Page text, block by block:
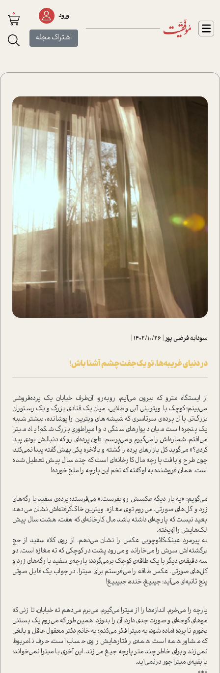
ورود
اشتراک مجله
0
سودابه فرضی پور|
1402/10/26
|
در دنیای غریبه‌ها، تو یک جفت چشم آشنا باش!
از ایستگاه مترو که بیرون می‌آیم، روبه‌رو، آن‌طرف خیابان یک پرده‌فروشی
می‌بینم؛ کوچک با ویترینی آبی و طلایی، میان یک قنادی بزرگ و یک رستوران
بزرگ‌تر. با آن پرده‌ی سرتاسری که شیشه‌های ویترین را پوشانده، بیشتر شبیه
یک پنجره ا‌ست میان دیوارهای سنگی دو امپراطوریِ بزرگ شکم! یاد میترا
می‌افتم. شماره‌اش را می‌گیرم و می‌پرسم: «اون پرده‌ای رو که دنبالش بودی پیدا
کردی؟» می‌گوید کل بازار‌های پرده را گشته و بالاخره یکی بهش گفته پیدا نمی‌کند،
چون طرح و بافت پارچه مال کارخانه‌ای ا‌ست که چند سال پیش تعطیل شده
ا‌ست. همان فروشنده به او گفته که تخم این پارچه را ملخ خورده!
می‌گویم: «یه بار دیگه عکسش رو بفرست.» می‌فرستد؛ پرده‌ی سفید با رگه‌های
زرد و گل‌های صورتی. می‌روم توی مغازه. ویترین خاک‌گرفته‌اش نشان می‌دهد
بعید نیست که پارچه‌ای داشته باشد مال کارخانه‌ای که هفت، هشت سال پیش
الک‌هایش را آویخته.
به پیرمردِ عینک‌کائوچویی عکس را نشان می‌دهم. از روی کلاه سفید از حج
برگشته‌اش، سرش را می‌خاراند و می‌رود پشت در کوچکی که ته مغازه ا‌ست. دو
سه دقیقه‌ی دیگر با یک طاقه‌ی کوچک برمی‌گردد؛ پارچه‌ی سفید با رگه‌های زرد و
گل‌های صورتی. عکس طاقه را می‌فرستم برای میترا. در جواب یک فایل صوتی
پنج ثانیه‌ای می‌آید: جیییغ، خنده، جییییغ!
پارچه را می‌خرم. اندازه‌ها را از میترا می‌گیرم، می‌برم می‌دهم ته خیابان، تا زنی که
موهای گوجه‌ای و صورت جدی دارد، آن را بدوزد. همین‌طور که می‌روم یک بستنی
بخورم تا پرده آماده شود، به میترا فکر می‌کنم؛ به خانم دکتر معقول عاقل و بالغی
که مشاور همه ا‌ست، همه‌ی رفتار‌هایش روی حساب ا‌ست، حرف نامربوط
نمی‌زند و برای خاطر چند متر پارچه جیغ می‌زند. این آخری با میترا نمی‌خواند؛
با بقیه‌ی میترا جور درنمی‌آید.